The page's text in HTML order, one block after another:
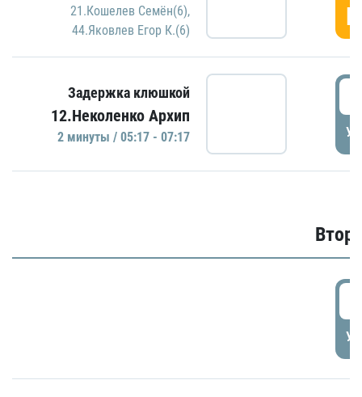
21.Кошелев Семён(6),
44.Яковлев Егор К.(6)
Задержка клюшкой
12.Неколенко Архип
2 минуты / 05:17 - 07:17